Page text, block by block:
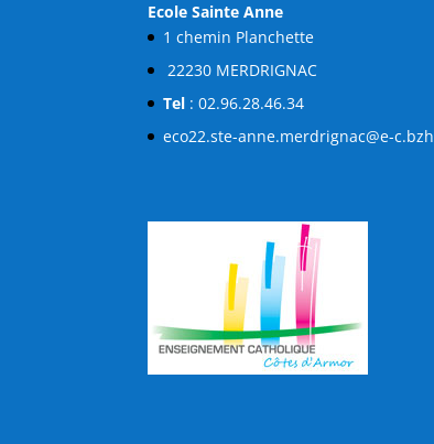
Ecole Sainte Anne
1 chemin Planchette
22230 MERDRIGNAC
Tel : 02.96.28.46.34
eco22.ste-anne.merdrignac@e-c.bzh